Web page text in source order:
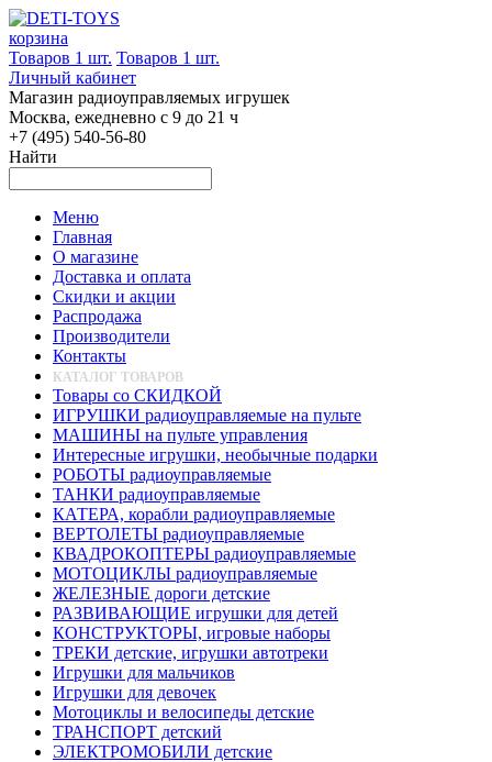
корзина
Товаров 1 шт. Товаров 1 шт.
Личный кабинет
Магазин радиоуправляемых игрушек
Москва, ежедневно с 9 до 21 ч
+7 (495) 540-56-80
Найти
Меню
Главная
О магазине
Доставка и оплата
Скидки и акции
Распродажа
Производители
Контакты
КАТАЛОГ ТОВАРОВ
Товары со СКИДКОЙ
ИГРУШКИ радиоуправляемые на пульте
МАШИНЫ на пульте управления
Интересные игрушки, необычные подарки
РОБОТЫ радиоуправляемые
ТАНКИ радиоуправляемые
КАТЕРА, корабли радиоуправляемые
ВЕРТОЛЕТЫ радиоуправляемые
КВАДРОКОПТЕРЫ радиоуправляемые
МОТОЦИКЛЫ радиоуправляемые
ЖЕЛЕЗНЫЕ дороги детские
РАЗВИВАЮЩИЕ игрушки для детей
КОНСТРУКТОРЫ, игровые наборы
ТРЕКИ детские, игрушки автотреки
Игрушки для мальчиков
Игрушки для девочек
Мотоциклы и велосипеды детские
ТРАНСПОРТ детский
ЭЛЕКТРОМОБИЛИ детские